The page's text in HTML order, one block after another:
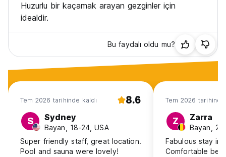
Huzurlu bir kaçamak arayan gezginler için
idealdir.
Bu faydalı oldu mu?
Tem 2026 tarihinde kaldı 8.6
S Sydney
Bayan, 18-24, USA
Super friendly staff, great location.
Pool and sauna were lovely!
Tem 2026 tarihinde
Z Zarra
Bayan,
Fabulous stay in
Comfortable